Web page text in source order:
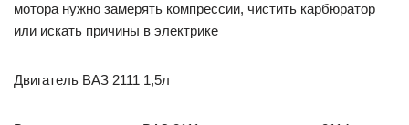
мотора нужно замерять компрессии, чистить карбюратор
или искать причины в электрике
Двигатель ВАЗ 2111 1,5л